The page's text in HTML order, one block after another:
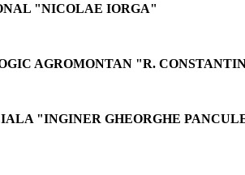
"NICOLAE IORGA"
AGROMONTAN "R.
"INGINER GHEORGHE